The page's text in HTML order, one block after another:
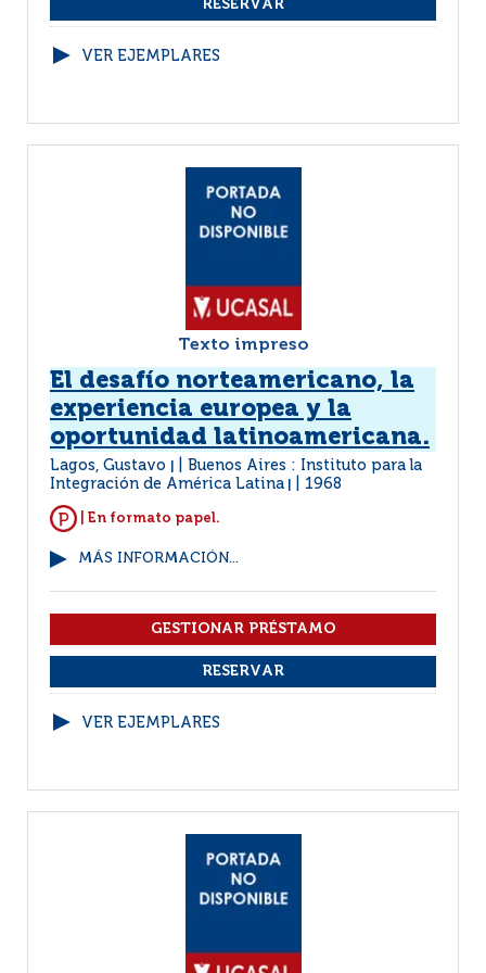
VER EJEMPLARES
Texto impreso
El desafío norteamericano, la
experiencia europea y la
oportunidad latinoamericana.
Lagos, Gustavo
Buenos Aires : Instituto para la
Integración de América Latina
1968
| En formato papel.
MÁS INFORMACIÓN...
VER EJEMPLARES